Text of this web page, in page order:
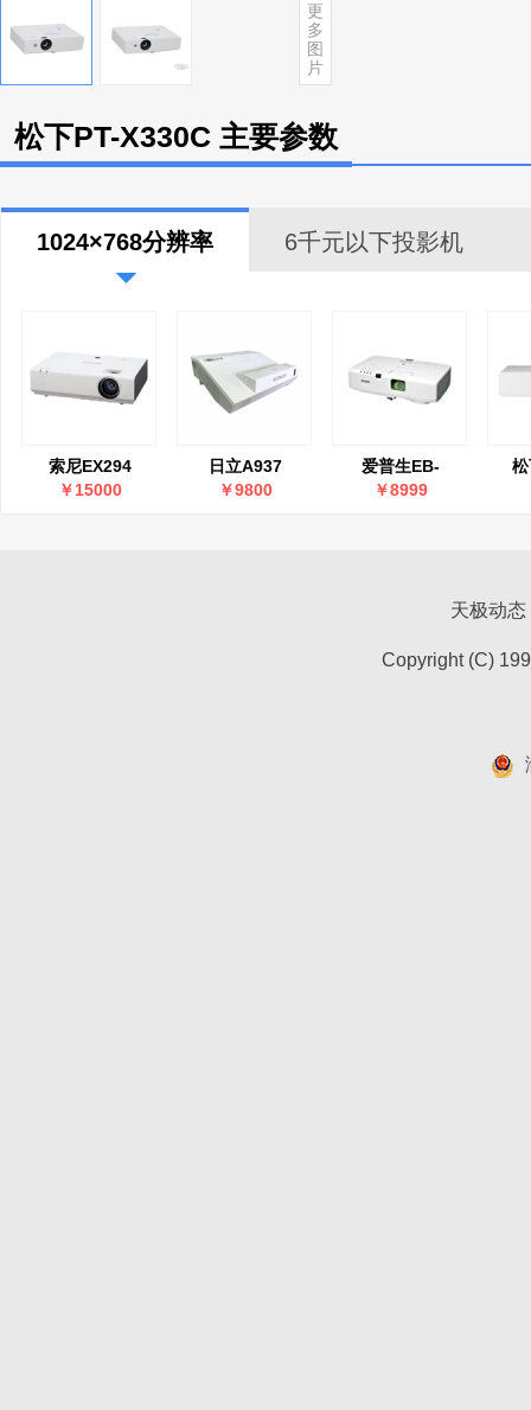
更
多
图
片
松下PT-X330C 主要参数
1024×768分辨率 6千元以下投影机
索尼EX294
￥15000
日立A937
￥9800
爱普生EB-
C1040XN
￥8999
天极动态
Copyright (C)